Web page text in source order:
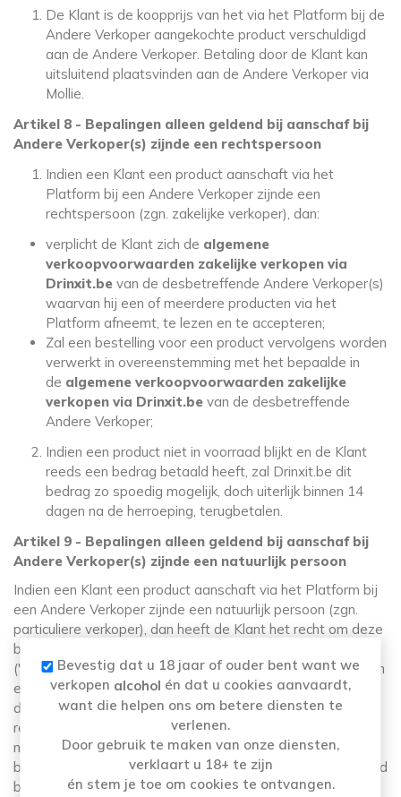
De Klant is de koopprijs van het via het Platform bij de
Andere Verkoper aangekochte product verschuldigd
aan de Andere Verkoper. Betaling door de Klant kan
uitsluitend plaatsvinden aan de Andere Verkoper via
Mollie.
Artikel 8 - Bepalingen alleen geldend bij aanschaf bij
Andere Verkoper(s) zijnde een rechtspersoon
Indien een Klant een product aanschaft via het
Platform bij een Andere Verkoper zijnde een
rechtspersoon (zgn. zakelijke verkoper), dan:
verplicht de Klant zich de algemene
verkoopvoorwaarden zakelijke verkopen via
Drinxit.be van de desbetreffende Andere Verkoper(s)
waarvan hij een of meerdere producten via het
Platform afneemt, te lezen en te accepteren;
Zal een bestelling voor een product vervolgens worden
verwerkt in overeenstemming met het bepaalde in
de algemene verkoopvoorwaarden zakelijke
verkopen via Drinxit.be van de desbetreffende
Andere Verkoper;
Indien een product niet in voorraad blijkt en de Klant
reeds een bedrag betaald heeft, zal Drinxit.be dit
bedrag zo spoedig mogelijk, doch uiterlijk binnen 14
dagen na de herroeping, terugbetalen.
Artikel 9 - Bepalingen alleen geldend bij aanschaf bij
Andere Verkoper(s) zijnde een natuurlijk persoon
Indien een Klant een product aanschaft via het Platform bij
een Andere Verkoper zijnde een natuurlijk persoon (zgn.
particuliere verkoper), dan heeft de Klant het recht om deze
bestelling binnen 14 (veertien) dagen te retourneren
('herroepingsrecht'). Ter bevordering van de afhandeling van
een retourzending zal de klant Drinxit.be, voorafgaand aan
de retourzending en binnen 14 (veertien) dagen, van de
retourzending op de hoogte stellen door een mail te sturen
naar info@districo.net. De Klant spant zich in het artikel
binnen 24 uur nadat de Klant de retourzending heeft gemeld
bij Drinxit.be, aan de desbetreffende Andere Verkoper te
Bevestig dat u 18 jaar of ouder bent want we
verkopen alcohol én dat u cookies aanvaardt,
want die helpen ons om betere diensten te
verlenen.
Door gebruik te maken van onze diensten,
verklaart u 18+ te zijn
én stem je toe om cookies te ontvangen.